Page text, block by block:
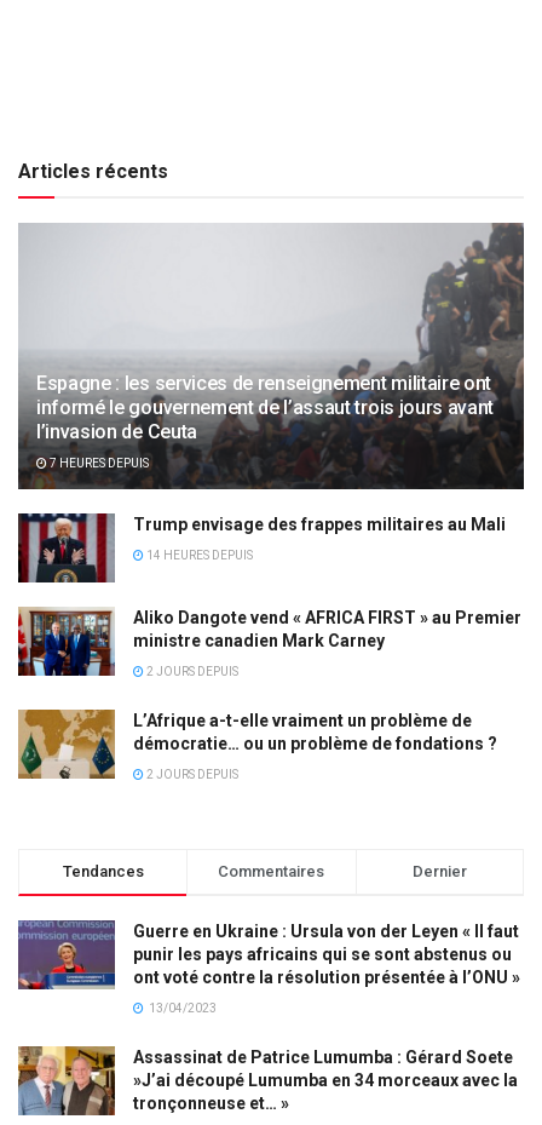
Articles récents
Espagne : les services de renseignement militaire ont
informé le gouvernement de l’assaut trois jours avant
l’invasion de Ceuta
7 HEURES DEPUIS
Trump envisage des frappes militaires au Mali
14 HEURES DEPUIS
Aliko Dangote vend « AFRICA FIRST » au Premier
ministre canadien Mark Carney
2 JOURS DEPUIS
L’Afrique a-t-elle vraiment un problème de
démocratie… ou un problème de fondations ?
2 JOURS DEPUIS
Tendances Commentaires Dernier
Guerre en Ukraine : Ursula von der Leyen « Il faut
punir les pays africains qui se sont abstenus ou
ont voté contre la résolution présentée à l’ONU »
13/04/2023
Assassinat de Patrice Lumumba : Gérard Soete
»J’ai découpé Lumumba en 34 morceaux avec la
tronçonneuse et… »